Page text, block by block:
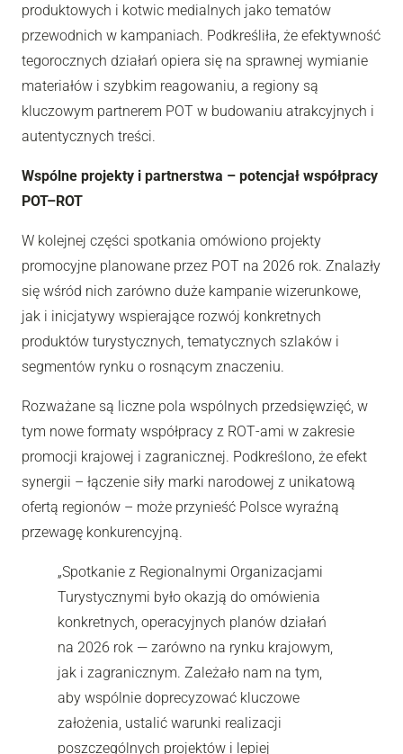
produktowych i kotwic medialnych jako tematów
przewodnich w kampaniach. Podkreśliła, że efektywność
tegorocznych działań opiera się na sprawnej wymianie
materiałów i szybkim reagowaniu, a regiony są
kluczowym partnerem POT w budowaniu atrakcyjnych i
autentycznych treści.
Wspólne projekty i partnerstwa – potencjał współpracy
POT–ROT
W kolejnej części spotkania omówiono projekty
promocyjne planowane przez POT na 2026 rok. Znalazły
się wśród nich zarówno duże kampanie wizerunkowe,
jak i inicjatywy wspierające rozwój konkretnych
produktów turystycznych, tematycznych szlaków i
segmentów rynku o rosnącym znaczeniu.
Rozważane są liczne pola wspólnych przedsięwzięć, w
tym nowe formaty współpracy z ROT‑ami w zakresie
promocji krajowej i zagranicznej. Podkreślono, że efekt
synergii – łączenie siły marki narodowej z unikatową
ofertą regionów – może przynieść Polsce wyraźną
przewagę konkurencyjną.
„Spotkanie z Regionalnymi Organizacjami
Turystycznymi było okazją do omówienia
konkretnych, operacyjnych planów działań
na 2026 rok — zarówno na rynku krajowym,
jak i zagranicznym. Zależało nam na tym,
aby wspólnie doprecyzować kluczowe
założenia, ustalić warunki realizacji
poszczególnych projektów i lepiej